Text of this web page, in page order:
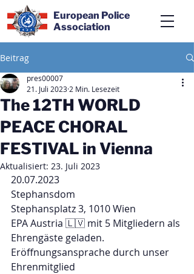
European Police
Association
Beitrag
The 12TH WORLD
PEACE CHORAL
FESTIVAL in Vienna
pres00007
21. Juli 2023 2 Min. Lesezeit
Aktualisiert: 23. Juli 2023
20.07.2023
Stephansdom
Stephansplatz 3, 1010 Wien
EPA Austria 🇱🇻 mit 5 Mitgliedern als
Ehrengäste geladen.
Eröffnungsansprache durch unser
Ehrenmitglied